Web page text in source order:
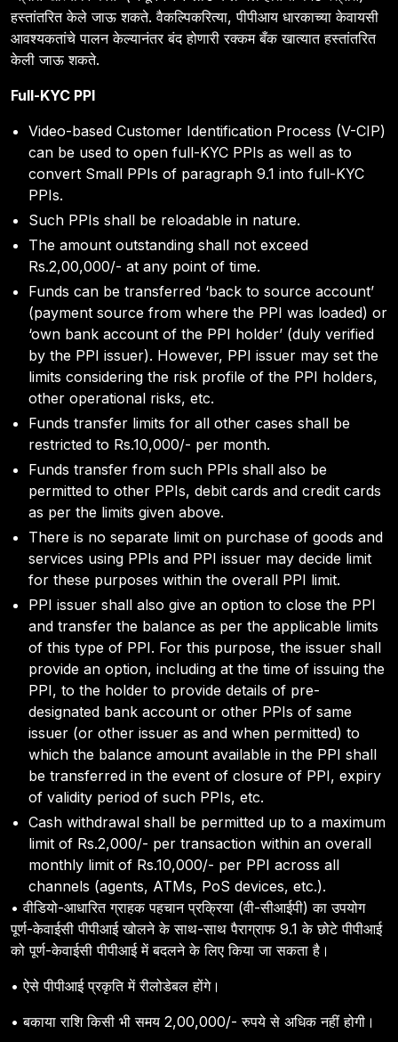
हस्तांतरित केले जाऊ शकते. वैकल्पिकरित्या, पीपीआय धारकाच्या केवायसी
आवश्यकतांचे पालन केल्यानंतर बंद होणारी रक्कम बँक खात्यात हस्तांतरित
केली जाऊ शकते.
Full-KYC PPI
Video-based Customer Identification Process (V-CIP)
can be used to open full-KYC PPIs as well as to
convert Small PPIs of paragraph 9.1 into full-KYC
PPIs.
Such PPIs shall be reloadable in nature.
The amount outstanding shall not exceed
Rs.2,00,000/- at any point of time.
Funds can be transferred ‘back to source account’
(payment source from where the PPI was loaded) or
‘own bank account of the PPI holder’ (duly verified
by the PPI issuer). However, PPI issuer may set the
limits considering the risk profile of the PPI holders,
other operational risks, etc.
Funds transfer limits for all other cases shall be
restricted to Rs.10,000/- per month.
Funds transfer from such PPIs shall also be
permitted to other PPIs, debit cards and credit cards
as per the limits given above.
There is no separate limit on purchase of goods and
services using PPIs and PPI issuer may decide limit
for these purposes within the overall PPI limit.
PPI issuer shall also give an option to close the PPI
and transfer the balance as per the applicable limits
of this type of PPI. For this purpose, the issuer shall
provide an option, including at the time of issuing the
PPI, to the holder to provide details of pre-
designated bank account or other PPIs of same
issuer (or other issuer as and when permitted) to
which the balance amount available in the PPI shall
be transferred in the event of closure of PPI, expiry
of validity period of such PPIs, etc.
Cash withdrawal shall be permitted up to a maximum
limit of Rs.2,000/- per transaction within an overall
monthly limit of Rs.10,000/- per PPI across all
channels (agents, ATMs, PoS devices, etc.).
• वीडियो-आधारित ग्राहक पहचान प्रक्रिया (वी-सीआईपी) का उपयोग
पूर्ण-केवाईसी पीपीआई खोलने के साथ-साथ पैराग्राफ 9.1 के छोटे पीपीआई
को पूर्ण-केवाईसी पीपीआई में बदलने के लिए किया जा सकता है।
• ऐसे पीपीआई प्रकृति में रीलोडेबल होंगे।
• बकाया राशि किसी भी समय 2,00,000/- रुपये से अधिक नहीं होगी।